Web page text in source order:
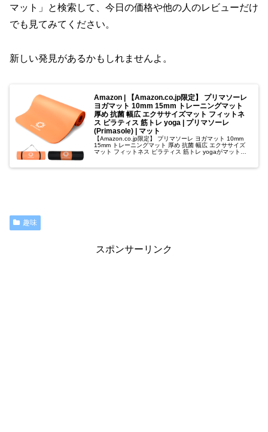
マット」と検索して、今日の価格や他の人のレビューだけ
でも見てみてください。
新しい発見があるかもしれませんよ。
Amazon | 【Amazon.co.jp限定】 プリマソーレ
ヨガマット 10mm 15mm トレーニングマット
厚め 抗菌 幅広 エクササイズマット フィットネ
ス ピラティス 筋トレ yoga | プリマソーレ
(Primasole) | マット
【Amazon.co.jp限定】 プリマソーレ ヨガマット 10mm
15mm トレーニングマット 厚め 抗菌 幅広 エクササイズ
マット フィットネス ピラティス 筋トレ yogaがマットス
趣味
スポンサーリンク